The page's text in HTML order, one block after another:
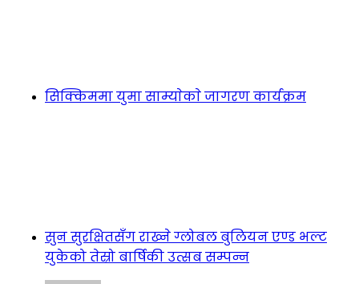
सिक्किममा युमा साम्याेकाे जागरण कार्यक्रम
सुन सुरक्षितसँग राख्ने ग्लोबल बुलियन एण्ड भल्ट
युकेको तेस्रो बार्षिकी उत्सब सम्पन्न